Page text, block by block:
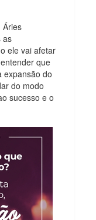
Áries
as
ele vai afetar
que
expansão do
do modo
sucesso e o